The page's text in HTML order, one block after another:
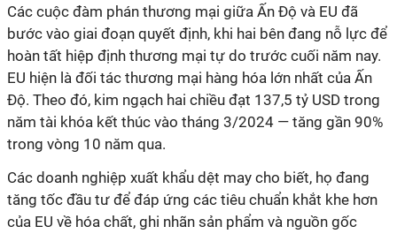
Các cuộc đàm phán thương mại giữa Ấn Độ và EU đã
bước vào giai đoạn quyết định, khi hai bên đang nỗ lực để
hoàn tất hiệp định thương mại tự do trước cuối năm nay.
EU hiện là đối tác thương mại hàng hóa lớn nhất của Ấn
Độ. Theo đó, kim ngạch hai chiều đạt 137,5 tỷ USD trong
năm tài khóa kết thúc vào tháng 3/2024 — tăng gần 90%
trong vòng 10 năm qua.
Các doanh nghiệp xuất khẩu dệt may cho biết, họ đang
tăng tốc đầu tư để đáp ứng các tiêu chuẩn khắt khe hơn
của EU về hóa chất, ghi nhãn sản phẩm và nguồn gốc